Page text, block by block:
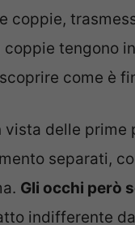
coppie,
coppie tengono
come è
delle prime
separati,
Gli occhi però
indifferente